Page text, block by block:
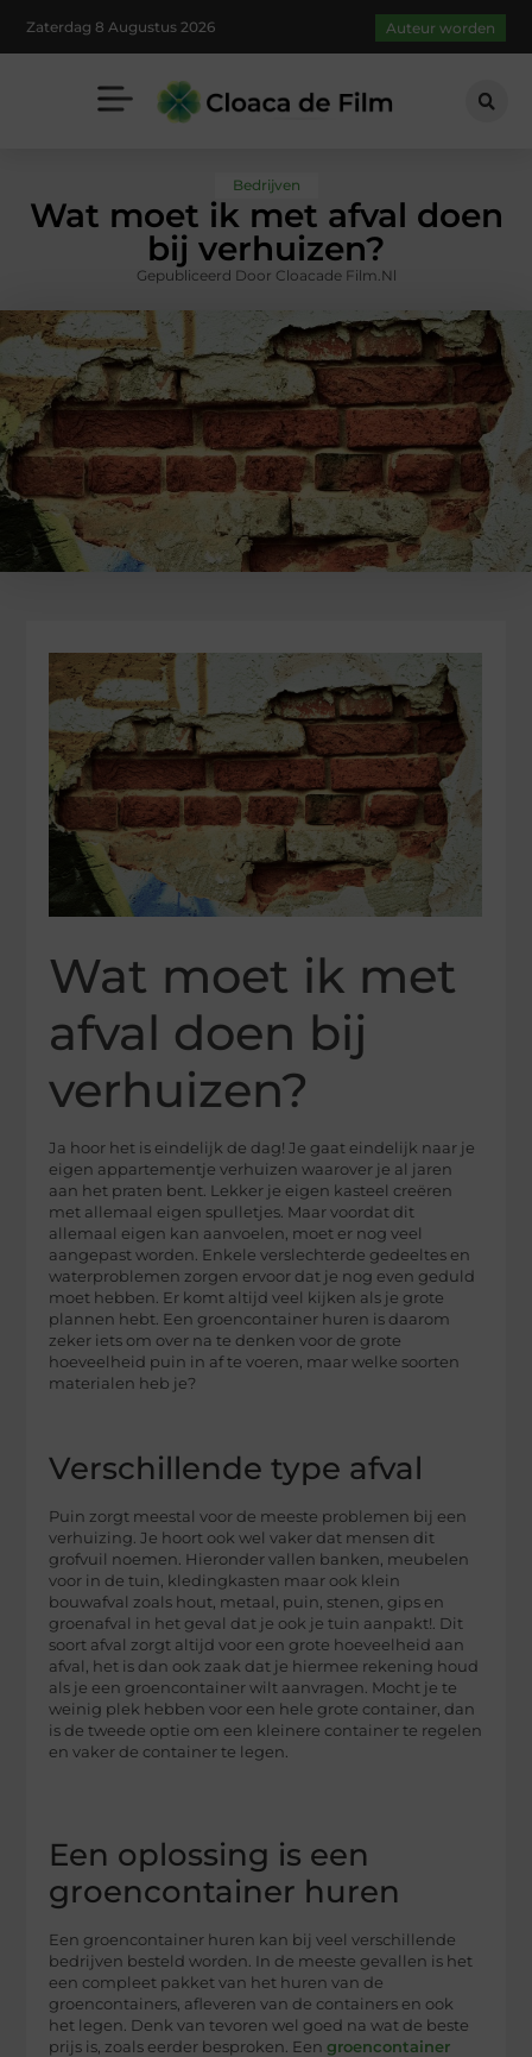
Zaterdag 8 Augustus 2026 Auteur worden
Bedrijven
Wat moet ik met afval doen
bij verhuizen?
Gepubliceerd Door Cloacade Film.nl
Wat moet ik met
afval doen bij
verhuizen?
Ja hoor het is eindelijk de dag! Je gaat eindelijk naar je
eigen appartementje verhuizen waarover je al jaren
aan het praten bent. Lekker je eigen kasteel creëren
met allemaal eigen spulletjes. Maar voordat dit
allemaal eigen kan aanvoelen, moet er nog veel
aangepast worden. Enkele verslechterde gedeeltes en
waterproblemen zorgen ervoor dat je nog even geduld
moet hebben. Er komt altijd veel kijken als je grote
plannen hebt. Een groencontainer huren is daarom
zeker iets om over na te denken voor de grote
hoeveelheid puin in af te voeren, maar welke soorten
materialen heb je?
Verschillende type afval
Puin zorgt meestal voor de meeste problemen bij een
verhuizing. Je hoort ook wel vaker dat mensen dit
grofvuil noemen. Hieronder vallen banken, meubelen
voor in de tuin, kledingkasten maar ook klein
bouwafval zoals hout, metaal, puin, stenen, gips en
groenafval in het geval dat je ook je tuin aanpakt!. Dit
soort afval zorgt altijd voor een grote hoeveelheid aan
afval, het is dan ook zaak dat je hiermee rekening houd
als je een groencontainer wilt aanvragen. Mocht je te
weinig plek hebben voor een hele grote container, dan
is de tweede optie om een kleinere container te regelen
en vaker de container te legen.
Een oplossing is een
groencontainer huren
Een groencontainer huren kan bij veel verschillende
bedrijven besteld worden. In de meeste gevallen is het
een compleet pakket van het huren van de
groencontainers, afleveren van de containers en ook
het legen. Denk van tevoren wel goed na wat de beste
prijs is, zoals eerder besproken. Eengroencontainer